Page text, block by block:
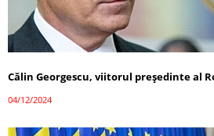
Călin Georgescu, viitorul președinte al
04/12/2024